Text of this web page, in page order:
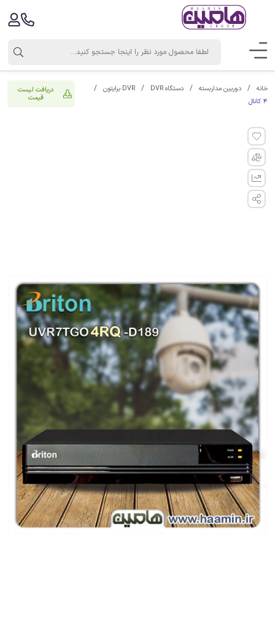
خانه دوربین مداربسته دستگاه DVR
DVR برایتون
4 کانال
دریافت لیست
قیمت